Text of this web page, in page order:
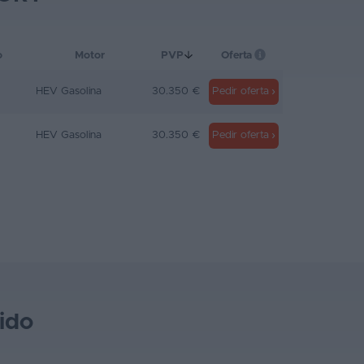
Motor PVP Oferta
HEV Gasolina 30.350 € Pedir oferta
HEV Gasolina 30.350 € Pedir oferta